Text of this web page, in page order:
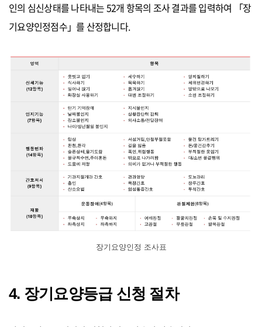
인의 심신상태를 나타내는52개 항목의 조사 결과를 입력하여
「장
기요양인정점수」 를 산정합니다.
장기요양인정 조사표
4. 장기요양등급 신청 절차